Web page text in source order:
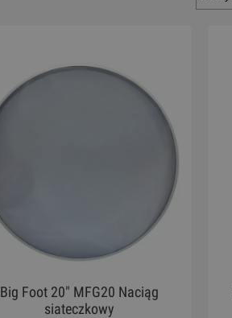
Big Foot 20" MFG20 Naciąg
siateczkowy